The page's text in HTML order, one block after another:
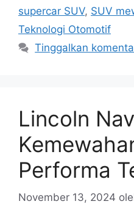
supercar SUV, SUV
Teknologi Otomotif
Tinggalkan
Lincoln
Performa
November 13, 2024